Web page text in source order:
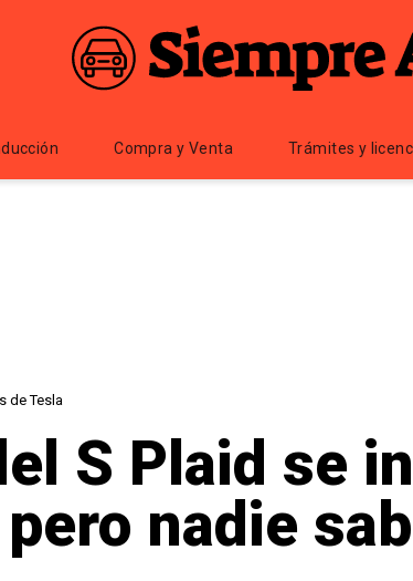
Compra y Venta Trámites y
de Tesla
S Plaid se
nadie